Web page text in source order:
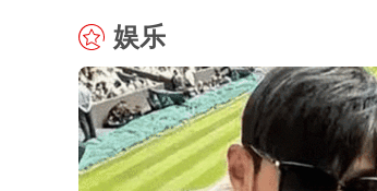
娱乐